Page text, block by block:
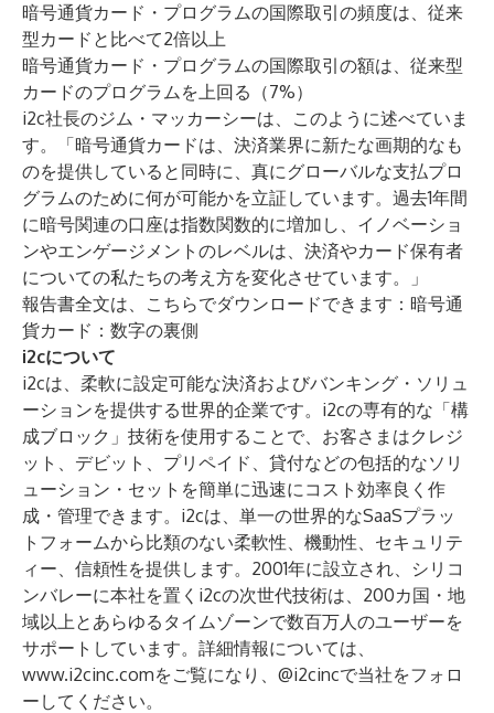
暗号通貨カード・プログラムの国際取引の頻度は、従来
型カードと比べて2倍以上
暗号通貨カード・プログラムの国際取引の額は、従来型
カードのプログラムを上回る（7%）
i2c社長のジム・マッカーシーは、このように述べていま
す。「暗号通貨カードは、決済業界に新たな画期的なも
のを提供していると同時に、真にグローバルな支払プロ
グラムのために何が可能かを立証しています。過去1年間
に暗号関連の口座は指数関数的に増加し、イノベーショ
ンやエンゲージメントのレベルは、決済やカード保有者
についての私たちの考え方を変化させています。」
報告書全文は、こちらでダウンロードできます： 暗号通
貨カード：数字の裏側
i2cについて
i2cは、柔軟に設定可能な決済およびバンキング・ソリュ
ーションを提供する世界的企業です。i2cの専有的な「構
成ブロック」技術を使用することで、お客さまはクレジ
ット、デビット、プリペイド、貸付などの包括的なソリ
ューション・セットを簡単に迅速にコスト効率良く作
成・管理できます。i2cは、単一の世界的なSaaSプラッ
トフォームから比類のない柔軟性、機動性、セキュリテ
ィー、信頼性を提供します。2001年に設立され、シリコ
ンバレーに本社を置くi2cの次世代技術は、200カ国・地
域以上とあらゆるタイムゾーンで数百万人のユーザーを
サポートしています。詳細情報については、
www.i2cinc.comをご覧になり、 @i2cincで当社をフォロ
ーしてください。